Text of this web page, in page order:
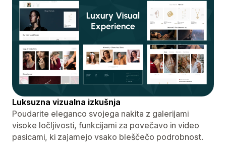
Luksuzna vizualna izkušnja
Poudarite eleganco svojega nakita z galerijami
visoke ločljivosti, funkcijami za povečavo in video
pasicami, ki zajamejo vsako bleščečo podrobnost.